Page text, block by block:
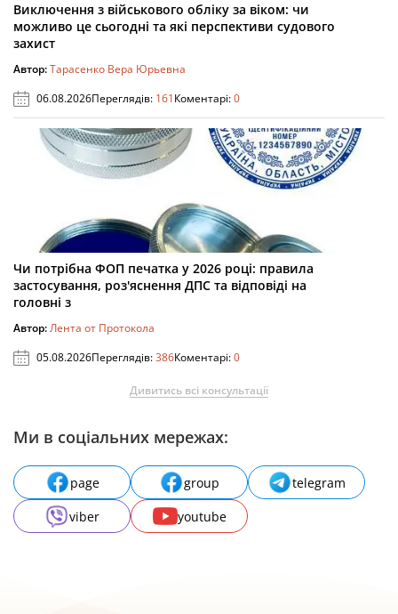
Виключення з військового обліку за віком: чи
можливо це сьогодні та які перспективи судового
захист
Автор:Тарасенко Вера Юрьевна
06.08.2026Переглядів: 161Коментарі:0
Чи потрібна ФОП печатка у 2026 році: правила
застосування, роз'яснення ДПС та відповіді на
головні з
Автор:Лента от Протокола
05.08.2026Переглядів:386Коментарі:0
Дивитись всі консультації
Ми в соціальних мережах:
page group
telegram
viber
youtube